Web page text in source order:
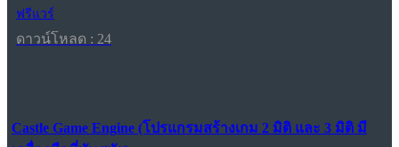
ฟรีแวร์
ดาวน์โหลด : 24
Castle Game Engine (โปรแกรมสร้างเกม 2 มิติ และ 3 มิติ มี